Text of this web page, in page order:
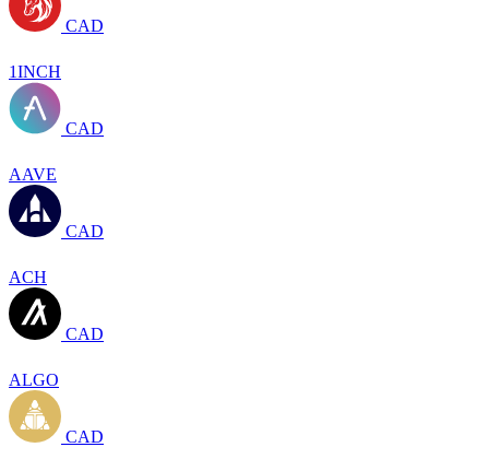
CAD
1INCH
CAD
AAVE
CAD
ACH
CAD
ALGO
CAD